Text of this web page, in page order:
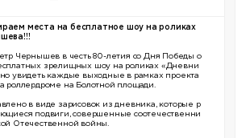
места на бесплатное шоу на роликах
Чернышев в честь 80-летия со Дня Победы о
зрелищных шоу на роликах «Дневни
увидеть каждые выходные в рамках проекта
роллердроме на Болотной площади.
в виде зарисовок из дневника, которые р
подвиги, совершенные соотечественни
Отечественной войны.